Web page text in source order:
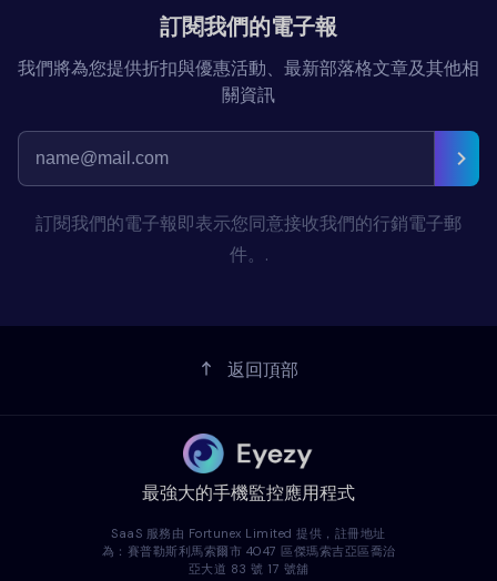
訂閱我們的電子報
我們將為您提供折扣與優惠活動、最新部落格文章及其他相
關資訊
訂閱我們的電子報即表示您同意接收我們的行銷電子郵
件。.
返回頂部
最強大的手機監控應用程式
SaaS 服務由 Fortunex Limited 提供，註冊地址
為：賽普勒斯利馬索爾市 4047 區傑瑪索吉亞區喬治
亞大道 83 號 17 號舖